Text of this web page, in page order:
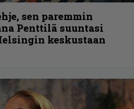
sen paremmin
Penttilä suuntasi
keskustaan